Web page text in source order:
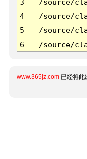
3 /source/
4
/source/
5
/source/
6
/source/
www.365jz.com 已经将此